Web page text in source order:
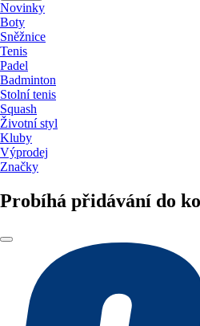
Novinky
Boty
Sněžnice
Tenis
Padel
Badminton
Stolní tenis
Squash
Životní styl
Kluby
Výprodej
Značky
Probíhá přidávání do